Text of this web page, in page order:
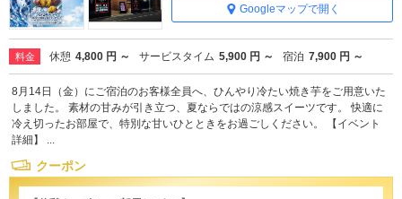
Googleマップで開く
料金 休憩 4,800 円 ～ サービスタイム 5,900 円 ～ 宿泊 7,900 円 ～
8月14日（金）にご宿泊のお客様全員へ、ひんやり冷たい焼き芋をご用意いた
しました。 素材の甘みが引き立つ、夏ならではの涼感スイーツです。 快適に
冷え切ったお部屋で、特別な甘いひとときをお過ごしください。 【イベント
詳細】 ...
クーポン